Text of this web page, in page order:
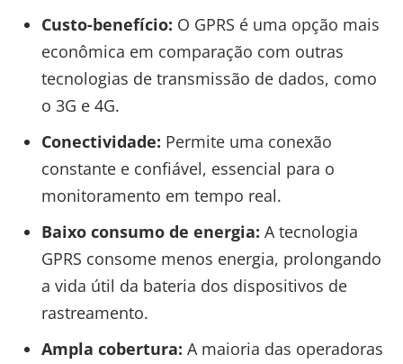
Custo-benefício: O GPRS é uma opção mais
econômica em comparação com outras
tecnologias de transmissão de dados, como
o 3G e 4G.
Conectividade: Permite uma conexão
constante e confiável, essencial para o
monitoramento em tempo real.
Baixo consumo de energia: A tecnologia
GPRS consome menos energia, prolongando
a vida útil da bateria dos dispositivos de
rastreamento.
Ampla cobertura: A maioria das operadoras